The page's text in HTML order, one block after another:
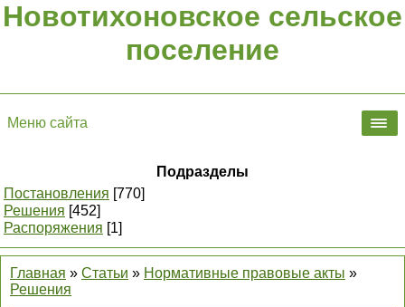
Новотихоновское сельское
поселение
Меню сайта
Подразделы
Постановления [770]
Решения [452]
Распоряжения [1]
Главная » Статьи » Нормативные правовые акты »
Решения